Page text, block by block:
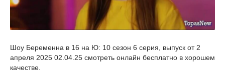
Шоу Беременна в 16 на Ю: 10 сезон 6 серия, выпуск от 2
апреля 2025 02.04.25 смотреть онлайн бесплатно в хорошем
качестве.